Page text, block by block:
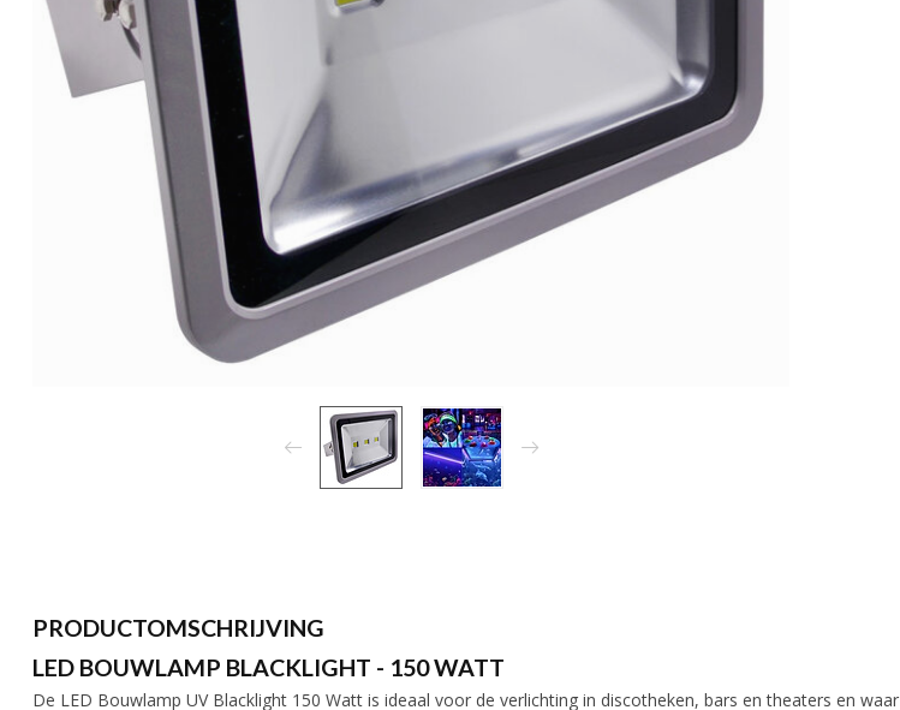
PRODUCTOMSCHRIJVING
LED BOUWLAMP BLACKLIGHT - 150 WATT
De LED Bouwlamp UV Blacklight 150 Watt is ideaal voor de verlichting in discotheken, bars en theaters en waar